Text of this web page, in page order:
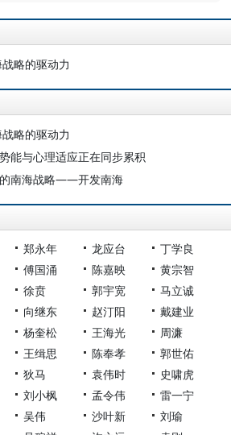
略的驱动力
略的驱动力
能与心理适应正在同步累积
南海战略——开发南海
郑永年 龙应台
丁学良
傅国涌 陈嘉映
黄宗智
徐贲 郭宇宽
马立诚
向继东 赵汀阳
戴建业
杨奎松 王海光
周濂
王缉思 陈奉孝
郭世佑
狄马 袁伟时
史啸虎
刘小枫 孟令伟
雷一宁
吴伟 沙叶新
刘瑜